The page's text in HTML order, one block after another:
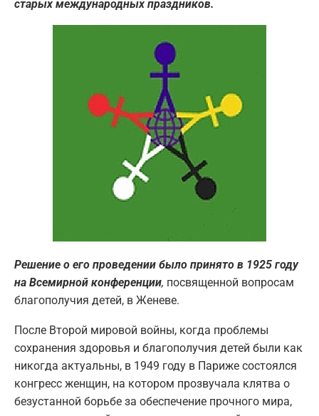
старых международных праздников.
Решение о его проведении было принято в 1925 году
на Всемирной конференции, посвященной вопросам
благополучия детей, в Женеве.
После Второй мировой войны, когда проблемы
сохранения здоровья и благополучия детей были как
никогда актуальны, в 1949 году в Париже состоялся
конгресс женщин, на котором прозвучала клятва о
безустанной борьбе за обеспечение прочного мира,